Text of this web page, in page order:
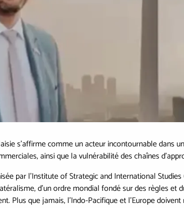
s’affirme comme un acteur incontournable dans
ainsi que la vulnérabilité des chaînes
par l’Institute of Strategic and International
d’un ordre mondial fondé sur des règles et
Plus que jamais, l’Indo-Pacifique et l’Europe